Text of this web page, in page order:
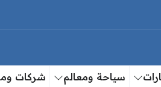
سياحة ومعالم شركات